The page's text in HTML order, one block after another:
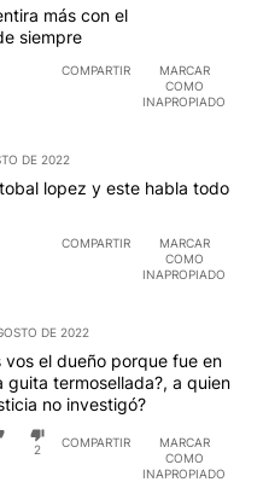
más con el
siempre
COMPARTIR
MARCAR
COMO
INAPROPIADO
DE 2022
lopez y este habla todo
COMPARTIR
MARCAR
COMO
INAPROPIADO
DE 2022
vos el dueño porque fue en
guita termosellada?, a quien
no investigó?
2
COMPARTIR
MARCAR
COMO
INAPROPIADO